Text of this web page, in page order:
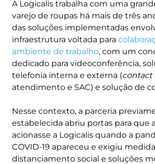
A Logicalis trabalha com uma
varejo de roupas há mais de três
das soluções implementadas
infraestrutura voltada para
ambiente de trabalho, com um
dedicado para videoconferência,
telefonia interna e externa (contact
atendimento e SAC) e solução de
Nesse contexto, a parceria
estabelecida abriu portas para que
acionasse a Logicalis quando a
COVID-19 apareceu e exigiu
distanciamento social e soluções